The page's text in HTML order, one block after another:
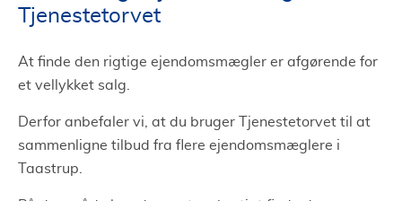
Tjenestetorvet
At finde den rigtige ejendomsmægler er afgørende for
et vellykket salg.
Derfor anbefaler vi, at du bruger Tjenestetorvet til at
sammenligne tilbud fra flere ejendomsmæglere i
Taastrup.